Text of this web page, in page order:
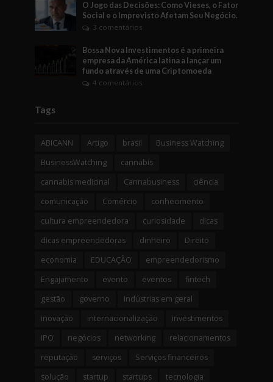
O Jogo das Decisões: Como Vieses, o Fator
Social e o Imprevisto Afetam Seu Negócio.
3 comentários
Bossa Nova Investimentos é a primeira
empresa da América latina a lançar um
fundo através de uma Criptomoeda
4 comentários
Tags
ABICANN Artigo brasil
Business Watching
BusinessWatching
cannabis
cannabis medicinal
Cannabusiness
ciência
comunicação
Comércio
conhecimento
cultura empreendedora
curiosidade
dicas
dicas empreendedoras
dinheiro
Direito
economia
EDUCAÇÃO
empreendedorismo
Engajamento
evento eventos
fintech
gestão
governo
Indústrias em geral
inovação
internacionalização
investimentos
IPO
negócios networking
relacionamentos
reputação
serviços
Serviços financeiros
solução
startup startups tecnologia